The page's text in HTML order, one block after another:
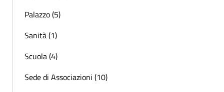
Palazzo (5)
Sanità (1)
Scuola (4)
Sede di Associazioni (10)